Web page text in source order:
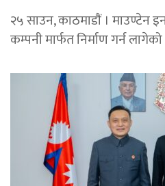
२५ साउन, काठमाडाैं । माउण्टेन
कम्पनी मार्फत निर्माण गर्न